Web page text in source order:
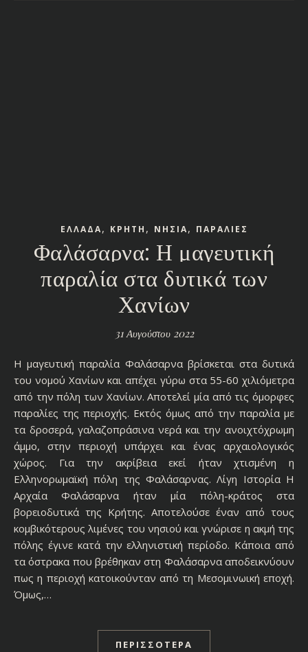
ΕΛΛΑΔΑ, ΚΡΗΤΗ , ΝΗΣΙΑ, ΠΑΡΑΛΙΕΣ
Φαλάσαρνα: Η μαγευτική
παραλία στα δυτικά των
Χανίων
31 Αυγούστου 2022
Η μαγευτική παραλία Φαλάσαρνα βρίσκεται στα δυτικά
του νομού Χανίων και απέχει γύρω στα 55-60 χιλιόμετρα
από την πόλη των Χανίων. Αποτελεί μία από τις όμορφες
παραλίες της περιοχής. Εκτός όμως από την παραλία με
τα δροσερά, γαλαζοπράσινα νερά και την ανοιχτόχρωμη
άμμο, στην περιοχή υπάρχει και ένας αρχαιολογικός
χώρος. Για την ακρίβεια εκεί ήταν χτισμένη η
Ελληνορωμαϊκή πόλη της Φαλάσαρνας. Λίγη Ιστορία Η
Αρχαία Φαλάσαρνα ήταν μία πόλη-κράτος στα
βορειοδυτικά της Κρήτης. Αποτελούσε έναν από τους
κομβικότερους λιμένες του νησιού και γνώρισε η ακμή της
πόλης έγινε κατά την ελληνιστική περίοδο. Κάποια από
τα όστρακα που βρέθηκαν στη Φαλάσαρνα αποδεικνύουν
πως η περιοχή κατοικούνταν από τη Μεσομινωική εποχή.
Όμως,…
ΠΕΡΙΣΣΌΤΕΡΑ